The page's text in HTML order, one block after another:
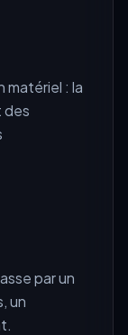
matériel : la
des
par un
un